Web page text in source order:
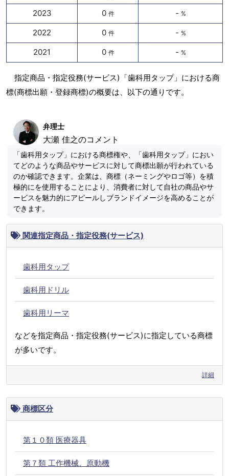
2023 0 件 - %
2022 0 件 - %
2021 0 件 - %
指定商品・指定役務(サービス)「歯科用タップ」における商
標(商標出願・登録商標)の概要は、以下の通りです。
弁理士
大瀬 佳之のコメント
「歯科用タップ」における商標権や、「歯科用タップ」におい
てどのような商品やサービスに対して商標出願が行われている
のか確認できます。企業は、商標（ネーミングやロゴ等）を積
極的にを使用することにより、消費者に対して自社の商品やサ
ービスを魅力的にアピールしブランドイメージを高めることが
できます。
関連指定商品・指定役務(サービス)
歯科用タップ
歯科用ドリル
歯科用リーマ
などを指定商品・指定役務(サービス)に指定している商標
が多いです。
詳細
商標区分
第１０類 医療器具
第７類 工作機械、原動機